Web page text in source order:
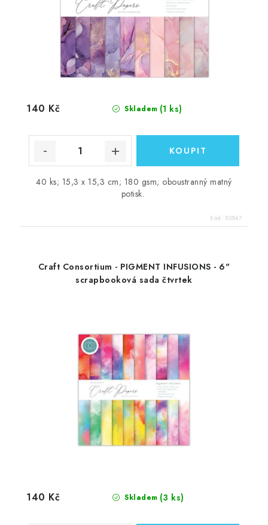
Skladem (1 ks)
140 Kč
40 ks; 15,3 x 15,3 cm; 180 gsm; oboustranný matný
potisk.
Kód: 83847
Craft Consortium - PIGMENT INFUSIONS - 6"
scrapbooková sada čtvrtek
Skladem (3 ks)
140 Kč